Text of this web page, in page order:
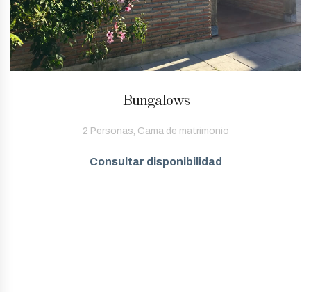
Bungalows
2 Personas, Cama de matrimonio
Consultar disponibilidad